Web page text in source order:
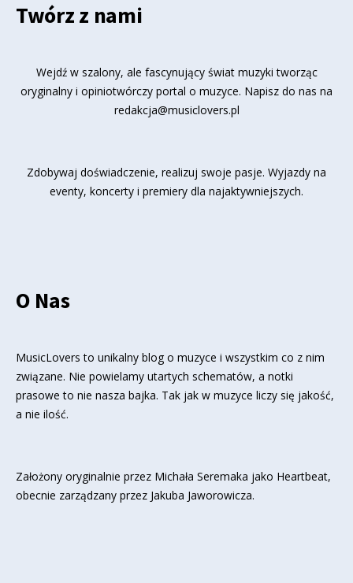
Twórz z nami
Wejdź w szalony, ale fascynujący świat muzyki tworząc
oryginalny i opiniotwórczy portal o muzyce. Napisz do nas na
redakcja@musiclovers.pl
Zdobywaj doświadczenie, realizuj swoje pasje. Wyjazdy na
eventy, koncerty i premiery dla najaktywniejszych.
O Nas
MusicLovers to unikalny blog o muzyce i wszystkim co z nim
związane. Nie powielamy utartych schematów, a notki
prasowe to nie nasza bajka. Tak jak w muzyce liczy się jakość,
a nie ilość.
Założony oryginalnie przez Michała Seremaka jako Heartbeat,
obecnie zarządzany przez Jakuba Jaworowicza.